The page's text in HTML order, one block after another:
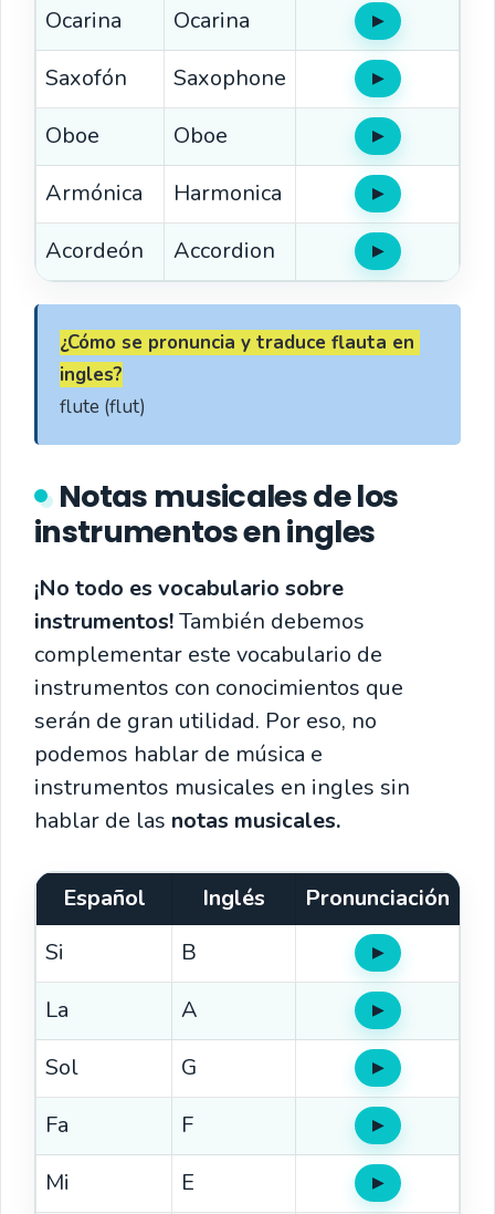
Ocarina Ocarina ▶Oír
Saxofón Saxophone ▶Oír
Oboe Oboe ▶Oír
Armónica Harmonica ▶Oír
Acordeón Accordion ▶Oír
¿Cómo se pronuncia y traduce flauta en
ingles?
flute (flut)
Notas musicales de los
instrumentos en ingles
¡No todo es vocabulario sobre
instrumentos!También debemos
complementar este vocabulario de
instrumentos con conocimientos que
serán de gran utilidad. Por eso, no
podemos hablar de música e
instrumentos musicales en ingles sin
hablar de las notas musicales.
Español Inglés
Pronunciación
Si
B ▶Oír
La A ▶Oír
Sol G ▶Oír
Fa F ▶Oír
Mi E ▶Oír